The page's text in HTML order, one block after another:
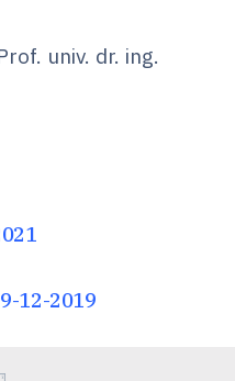
dr. ing.
12-2019